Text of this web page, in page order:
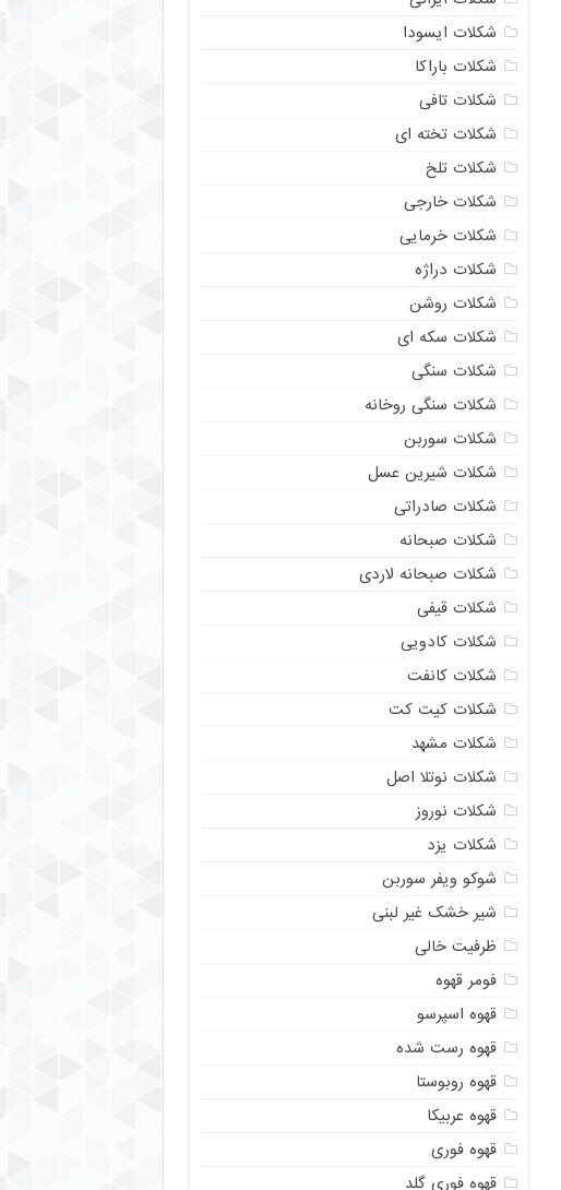
شکلات ایسودا
شکلات باراکا
شکلات تافی
شکلات تخته ای
شکلات تلخ
شکلات خارجی
شکلات خرمایی
شکلات دراژه
شکلات روشن
شکلات سکه ای
شکلات سنگی
شکلات سنگی روخانه
شکلات سوربن
شکلات شیرین عسل
شکلات صادراتی
شکلات صبحانه
شکلات صبحانه لاردی
شکلات قیفی
شکلات کادویی
شکلات کانفت
شکلات کیت کت
شکلات مشهد
شکلات نوتلا اصل
شکلات نوروز
شکلات یزد
شوکو ویفر سوربن
شیر خشک غیر لبنی
ظرفیت خالی
فومر قهوه
قهوه اسپرسو
قهوه رست شده
قهوه روبوستا
قهوه عربیکا
قهوه فوری
قهوه فوری گلد